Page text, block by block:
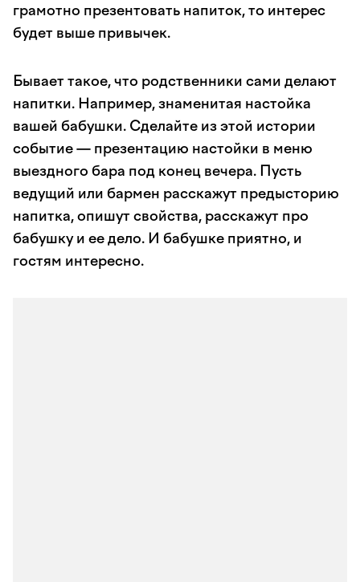
грамотно презентовать напиток, то интерес
будет выше привычек.
Бывает такое, что родственники сами делают
напитки. Например, знаменитая настойка
вашей бабушки. Сделайте из этой истории
событие — презентацию настойки в меню
выездного бара под конец вечера. Пусть
ведущий или бармен расскажут предысторию
напитка, опишут свойства, расскажут про
бабушку и ее дело. И бабушке приятно, и
гостям интересно.